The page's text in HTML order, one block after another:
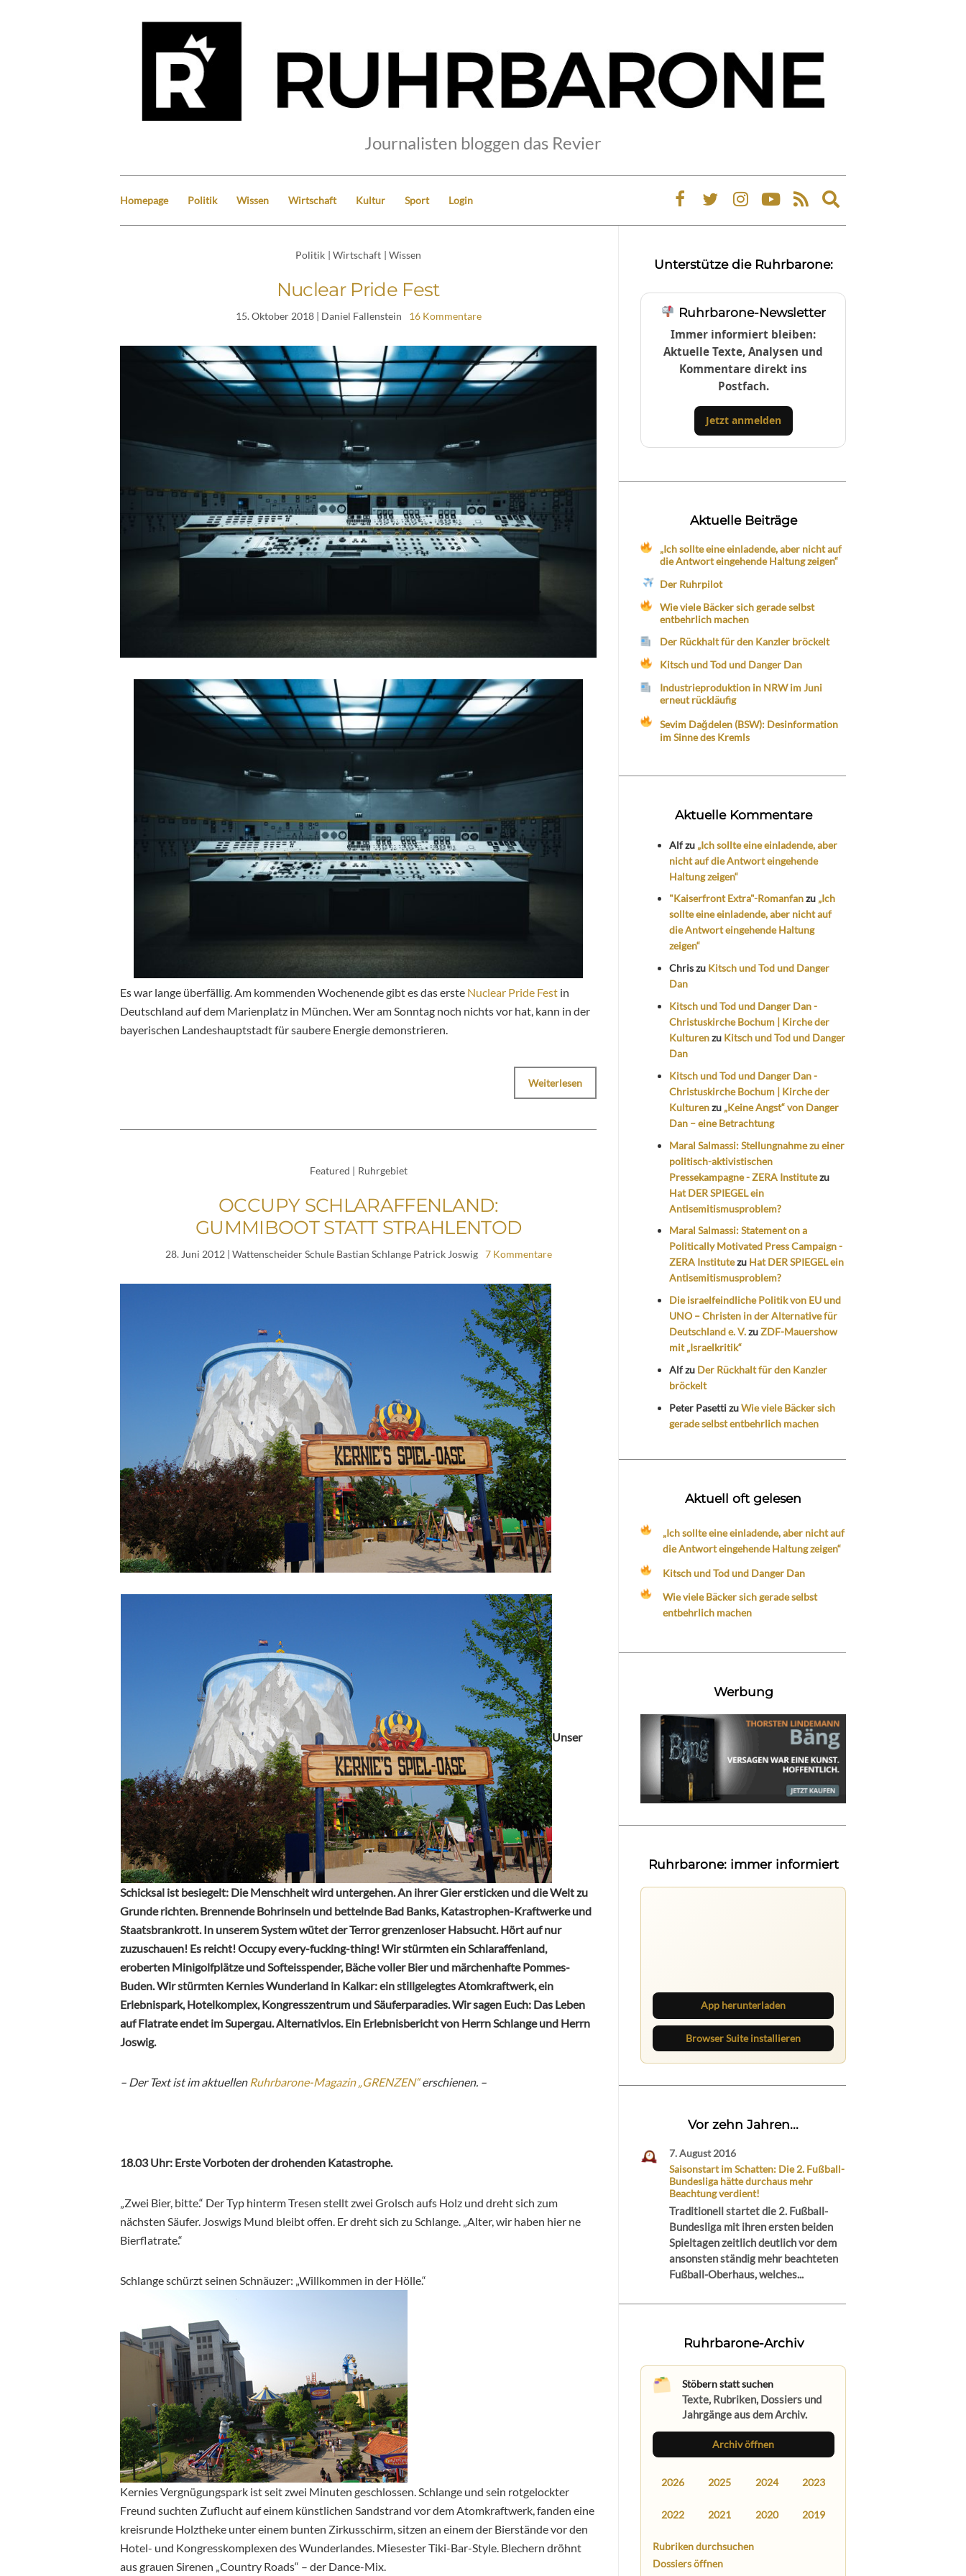
Journalisten bloggen das Revier
Homepage Politik Wissen Wirtschaft Kultur Sport Login
Expand
search
Politik | Wirtschaft | Wissen
Nuclear Pride Fest
15. Oktober 2018| Daniel Fallenstein 16 Kommentare
Es war lange überfällig. Am kommenden Wochenende gibt es das erste Nuclear Pride Fest in
Deutschland auf dem Marienplatz in München. Wer am Sonntag noch nichts vor hat, kann in der
bayerischen Landeshauptstadt für saubere Energie demonstrieren.
Weiterlesen
Featured | Ruhrgebiet
OCCUPY SCHLARAFFENLAND:
GUMMIBOOT STATT STRAHLENTOD
28. Juni 2012| Wattenscheider Schule Bastian Schlange Patrick Joswig 7 Kommentare
Unser
Schicksal ist besiegelt: Die Menschheit wird untergehen. An ihrer Gier ersticken und die Welt zu
Grunde richten. Brennende Bohrinseln und bettelnde Bad Banks, Katastrophen-Kraftwerke und
Staatsbrankrott. In unserem System wütet der Terror grenzenloser Habsucht. Hört auf nur
zuzuschauen! Es reicht! Occupy every-fucking-thing! Wir stürmten ein Schlaraffenland,
eroberten Minigolfplätze und Softeisspender, Bäche voller Bier und märchenhafte Pommes-
Buden. Wir stürmten Kernies Wunderland in Kalkar: ein stillgelegtes Atomkraftwerk, ein
Erlebnispark, Hotelkomplex, Kongresszentrum und Säuferparadies. Wir sagen Euch: Das Leben
auf Flatrate endet im Supergau. Alternativlos. Ein Erlebnisbericht von Herrn Schlange und Herrn
Joswig.
– Der Text ist im aktuellen Ruhrbarone-Magazin „GRENZEN“erschienen. –
18.03 Uhr: Erste Vorboten der drohenden Katastrophe.
„Zwei Bier, bitte.“ Der Typ hinterm Tresen stellt zwei Grolsch aufs Holz und dreht sich zum
nächsten Säufer. Joswigs Mund bleibt offen. Er dreht sich zu Schlange. „Alter, wir haben hier ne
Bierflatrate.“
Schlange schürzt seinen Schnäuzer: „Willkommen in der Hölle.“
Kernies Vergnügungspark ist seit zwei Minuten geschlossen. Schlange und sein rotgelockter
Freund suchten Zuflucht auf einem künstlichen Sandstrand vor dem Atomkraftwerk, fanden eine
kreisrunde Holztheke unter einem bunten Zirkusschirm, sitzen an einem der Bierstände vor den
Hotel- und Kongresskomplexen des Wunderlandes. Miesester Tiki-Bar-Style. Blechern dröhnt
aus grauen Sirenen „Country Roads“ – der Dance-Mix.
Unterstütze die Ruhrbarone:
Ruhrbarone-Newsletter
Immer informiert bleiben:
Aktuelle Texte, Analysen und
Kommentare direkt ins
Postfach.
Jetzt anmelden
Aktuelle Beiträge
„Ich sollte eine einladende, aber nicht auf
die Antwort eingehende Haltung zeigen“
Der Ruhrpilot
Wie viele Bäcker sich gerade selbst
entbehrlich machen
Der Rückhalt für den Kanzler bröckelt
Kitsch und Tod und Danger Dan
Industrieproduktion in NRW im Juni
erneut rückläufig
Sevim Dağdelen (BSW): Desinformation
im Sinne des Kremls
Aktuelle Kommentare
Alfzu „Ich sollte eine einladende, aber
nicht auf die Antwort eingehende
Haltung zeigen“
"Kaiserfront Extra"-Romanfanzu „Ich
sollte eine einladende, aber nicht auf
die Antwort eingehende Haltung
zeigen“
Chriszu Kitsch und Tod und Danger
Dan
Kitsch und Tod und Danger Dan -
Christuskirche Bochum | Kirche der
Kulturenzu Kitsch und Tod und Danger
Dan
Kitsch und Tod und Danger Dan -
Christuskirche Bochum | Kirche der
Kulturenzu „Keine Angst“ von Danger
Dan – eine Betrachtung
Maral Salmassi: Stellungnahme zu einer
politisch-aktivistischen
Pressekampagne - ZERA Institutezu
Hat DER SPIEGEL ein
Antisemitismusproblem?
Maral Salmassi: Statement on a
Politically Motivated Press Campaign -
ZERA Institutezu Hat DER SPIEGEL ein
Antisemitismusproblem?
Die israelfeindliche Politik von EU und
UNO – Christen in der Alternative für
Deutschland e. V.zuZDF-Mauershow
mit „Israelkritik“
Alfzu Der Rückhalt für den Kanzler
bröckelt
Peter PasettizuWie viele Bäcker sich
gerade selbst entbehrlich machen
Aktuell oft gelesen
„Ich sollte eine einladende, aber nicht auf
die Antwort eingehende Haltung zeigen“
Kitsch und Tod und Danger Dan
Wie viele Bäcker sich gerade selbst
entbehrlich machen
Werbung
Ruhrbarone: immer informiert
App herunterladen
Browser Suite installieren
Vor zehn Jahren...
7. August 2016
Saisonstart im Schatten: Die 2. Fußball-
Bundesliga hätte durchaus mehr
Beachtung verdient!
Traditionell startet die 2. Fußball-
Bundesliga mit ihren ersten beiden
Spieltagen zeitlich deutlich vor dem
ansonsten ständig mehr beachteten
Fußball-Oberhaus, welches...
Ruhrbarone-Archiv
Stöbern statt suchen
Texte, Rubriken, Dossiers und
Jahrgänge aus dem Archiv.
Archiv öffnen
2026 2025 2024 2023
2022 2021 2020 2019
Rubriken durchsuchen
Dossiers öffnen